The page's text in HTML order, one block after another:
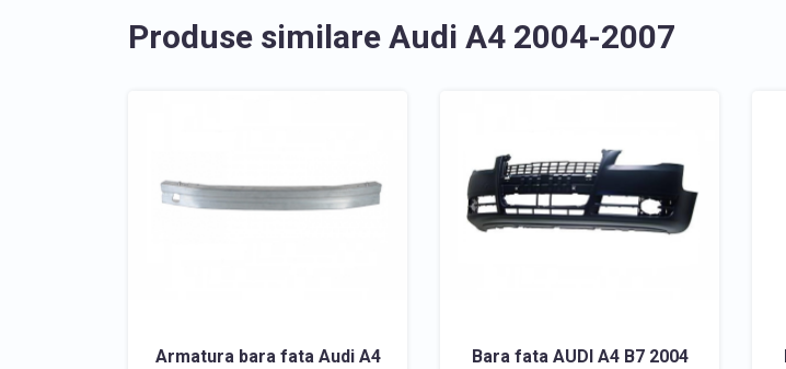
Produse similare Audi A4 2004-2007
Armatura bara fata Audi A4
Bara fata AUDI A4 B7 2004